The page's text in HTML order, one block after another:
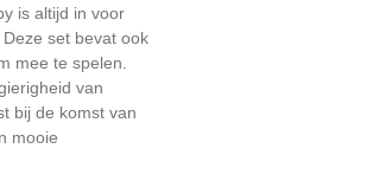
is altijd in voor
set bevat ook
mee te spelen.
van
bij de komst van
mooie